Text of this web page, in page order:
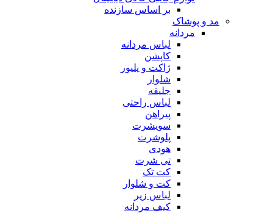
بر اساس سازنده
مد و پوشاک
مردانه
لباس مردانه
کاپشن
ژاکت و پلیور
شلوار
جلیقه
لباس راحتی
پیراهن
سویشرت
پلوشرت
هودی
تی شرت
کت تک
کت و شلوار
لباس زیر
کیف مردانه